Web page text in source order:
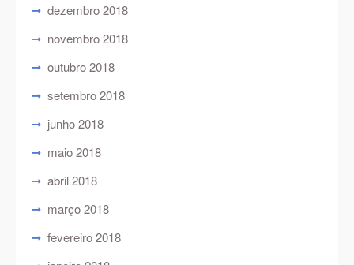
dezembro 2018
novembro 2018
outubro 2018
setembro 2018
junho 2018
maio 2018
abril 2018
março 2018
fevereiro 2018